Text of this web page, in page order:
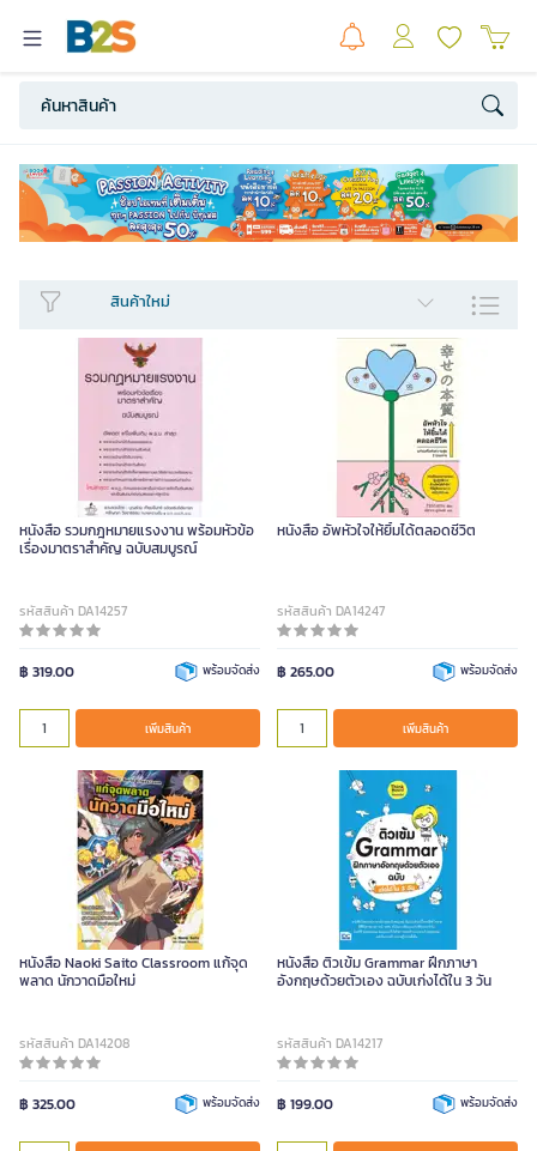
สินค้าใหม่​
หนังสือ รวมกฎหมายแรงงาน พร้อมหัวข้อ
เรื่องมาตราสำคัญ ฉบับสมบูรณ์
รหัสสินค้า DA14257
฿ 319.00 พร้อมจัดส่ง
เพิ่มสินค้า
หนังสือ อัพหัวใจให้ยิ้มได้ตลอดชีวิต
รหัสสินค้า DA14247
฿ 265.00 พร้อมจัดส่ง
เพิ่มสินค้า
หนังสือ Naoki Saito Classroom แก้จุด
พลาด นักวาดมือใหม่
รหัสสินค้า DA14208
฿ 325.00 พร้อมจัดส่ง
หนังสือ ติวเข้ม Grammar ฝึกภาษา
อังกฤษด้วยตัวเอง ฉบับเก่งได้ใน 3 วัน
รหัสสินค้า DA14217
฿ 199.00 พร้อมจัดส่ง